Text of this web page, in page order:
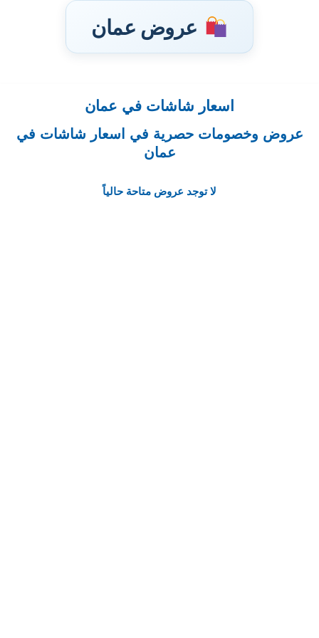
عروض عمان
إلى
اسعار شاشات في عمان
عروض وخصومات حصرية في اسعار شاشات في
عمان
لا توجد عروض متاحة حالياً